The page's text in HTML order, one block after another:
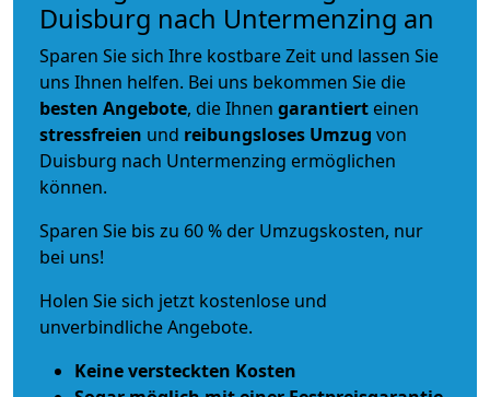
Duisburg nach Untermenzing an
Sparen Sie sich Ihre kostbare Zeit und lassen Sie
uns Ihnen helfen. Bei uns bekommen Sie die
besten Angebote, die Ihnen garantiert einen
stressfreien und reibungsloses Umzug von
Duisburg nach Untermenzing ermöglichen
können.
Sparen Sie bis zu 60 % der Umzugskosten, nur
bei uns!
Holen Sie sich jetzt kostenlose und
unverbindliche Angebote.
Keine versteckten Kosten